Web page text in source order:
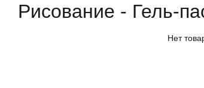
Рисование - Гель-
Нет